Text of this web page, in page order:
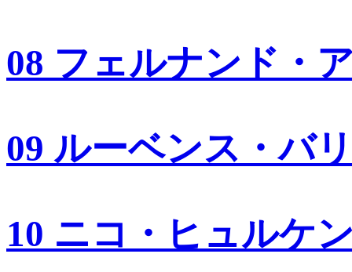
08 フェルナンド・
09 ルーベンス・バ
10 ニコ・ヒュルケ